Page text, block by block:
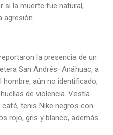
si la muerte fue natural,
agresión.
la presencia de un
San Andrés–Anáhuac, a
hombre, aún no identificado,
de violencia. Vestía
tenis Nike negros con
rojo, gris y blanco, además